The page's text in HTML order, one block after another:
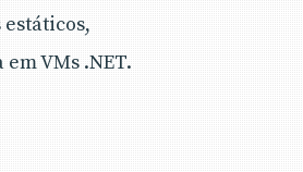
VMs .NET.